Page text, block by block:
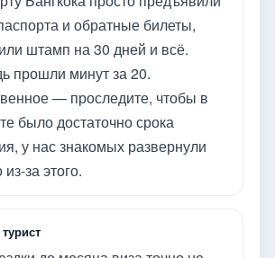
и обратные билеты,
штамп на 30 дней и всё.
прошли минут за 20.
— проследите, чтобы в
было достаточно срока
у нас знакомых развернули
за этого.